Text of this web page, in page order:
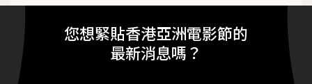
您想緊貼香港亞洲電影節的
最新消息嗎？